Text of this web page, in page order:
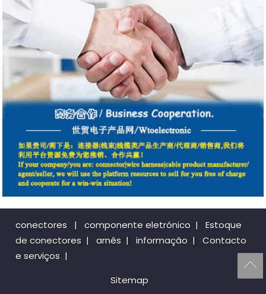
conectores | componente eletrónico |
Estoque
de conectores | arnês | informação |
Contacto
e serviços |
Sitemap